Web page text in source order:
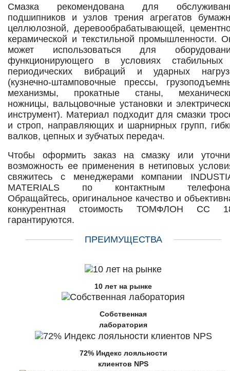
Смазка рекомендована для
подшипников и узлов трения агрегатов
целлюлозной, деревообрабатывающей,
керамической и текстильной промышленности.
может использоваться для
функционирующего в условиях
периодических вибраций и ударных
(кузнечно-штамповочные прессы,
механизмы, прокатные станы,
ножницы, вальцовочные установки и
инструмент). Материал подходит для смазки
и строп, направляющих и шарнирных групп,
валков, цепных и зубчатых передач.
Чтобы оформить заказ на смазку или
возможность ее применения в нетиповых
свяжитесь с менеджерами компании
MATERIALS по контактным
Обращайтесь, оригинальное качество и
конкурентная стоимость ТОМФЛОН СС
гарантируются.
ПРЕИМУЩЕСТВА
10 лет на рынке
Собственная
лаборатория
72% Индекс лояльности
клиентов NPS